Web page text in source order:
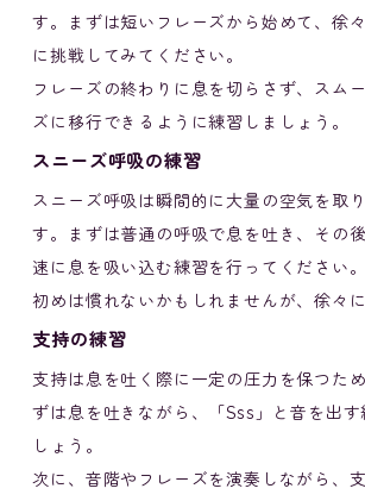
す。まずは短いフレーズから始めて、徐
に挑戦してみてください。
フレーズの終わりに息を切らさず、スム
ズに移行できるように練習しましょう。
スニーズ呼吸の練習
スニーズ呼吸は瞬間的に大量の空気を取
す。まずは普通の呼吸で息を吐き、その
速に息を吸い込む練習を行ってください。
初めは慣れないかもしれませんが、徐々
支持の練習
支持は息を吐く際に一定の圧力を保つた
ずは息を吐きながら、「Sss」と音を出す
しょう。
次に、音階やフレーズを演奏しながら、